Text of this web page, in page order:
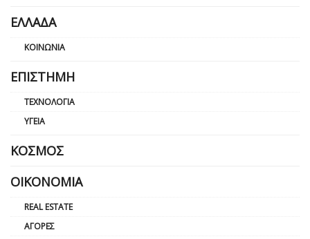
ΕΛΛΆΔΑ
ΚΟΙΝΩΝΊΑ
ΕΠΙΣΤΉΜΗ
ΤΕΧΝΟΛΟΓΊΑ
ΥΓΕΊΑ
ΚΌΣΜΟΣ
ΟΙΚΟΝΟΜΊΑ
REAL ESTATE
ΑΓΟΡΈΣ